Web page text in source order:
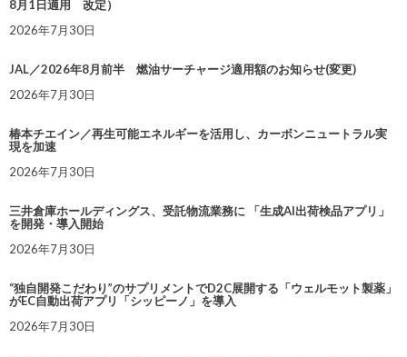
8月1日適用 改定）
2026年7月30日
JAL／2026年8月前半 燃油サーチャージ適用額のお知らせ(変更)
2026年7月30日
椿本チエイン／再生可能エネルギーを活用し、カーボンニュートラル実
現を加速
2026年7月30日
三井倉庫ホールディングス、受託物流業務に 「生成AI出荷検品アプリ」
を開発・導入開始
2026年7月30日
“独自開発こだわり”のサプリメントでD2C展開する「ウェルモット製薬」
がEC自動出荷アプリ「シッピーノ」を導入
2026年7月30日